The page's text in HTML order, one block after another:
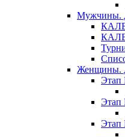
Мужчины.
Женщины.
Этап
Этап
Этап